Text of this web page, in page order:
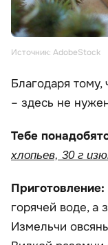
Источник: AdobeStock
Благодаря
– здесь не
Тебе
хлопьев, 30 г
Приготовление:
горячей воде, а
Измельчи